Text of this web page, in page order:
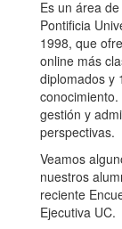
Es un área
Pontificia
1998, que
online más
diplomados y
gestión y
perspectivas.
Veamos
nuestros
reciente
Ejecutiva UC.